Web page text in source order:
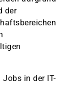
der
Jobs in der IT-